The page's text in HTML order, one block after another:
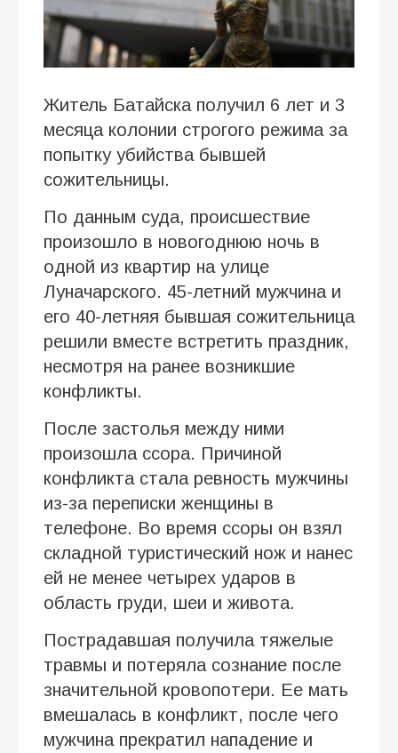
Житель Батайска получил 6 лет и 3
месяца колонии строгого режима за
попытку убийства бывшей
сожительницы.
По данным суда, происшествие
произошло в новогоднюю ночь в
одной из квартир на улице
Луначарского. 45-летний мужчина и
его 40-летняя бывшая сожительница
решили вместе встретить праздник,
несмотря на ранее возникшие
конфликты.
После застолья между ними
произошла ссора. Причиной
конфликта стала ревность мужчины
из-за переписки женщины в
телефоне. Во время ссоры он взял
складной туристический нож и нанес
ей не менее четырех ударов в
область груди, шеи и живота.
Пострадавшая получила тяжелые
травмы и потеряла сознание после
значительной кровопотери. Ее мать
вмешалась в конфликт, после чего
мужчина прекратил нападение и